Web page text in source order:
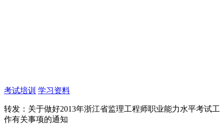
考试培训 学习资料
转发：关于做好2013年浙江省监理工程师职业能力水平考试工
作有关事项的通知